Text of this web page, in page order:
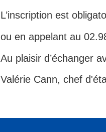
L’inscription est
ou en appelant au
Au plaisir d’échanger
Valérie Cann, chef